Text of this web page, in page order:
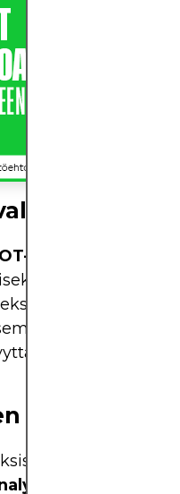
Ymmärtämällä,
siihen, mihin
analyysiin
Useimmat